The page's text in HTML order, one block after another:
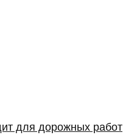
для дорожных работ